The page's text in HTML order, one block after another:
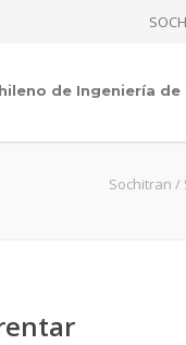
de Ingeniería
Sochitran /